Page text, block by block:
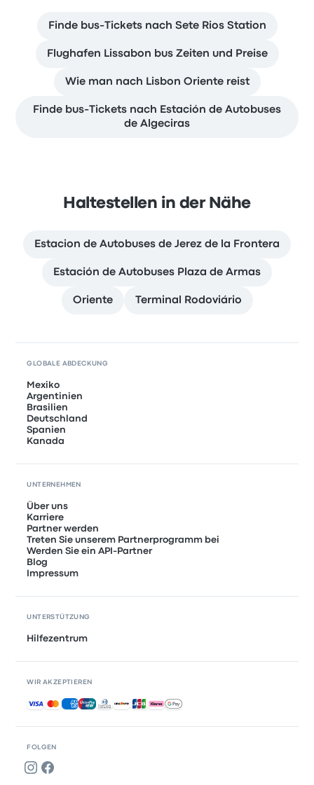
Finde bus-Tickets nach Sete Rios Station
Flughafen Lissabon bus Zeiten und Preise
Wie man nach Lisbon Oriente reist
Finde bus-Tickets nach Estación de Autobuses
de Algeciras
Haltestellen in der Nähe
Estacion de Autobuses de Jerez de la Frontera
Estación de Autobuses Plaza de Armas
Oriente Terminal Rodoviário
FOLGEN
GLOBALE ABDECKUNG
Mexiko
Argentinien
Brasilien
Deutschland
Spanien
Kanada
UNTERNEHMEN
Über uns
Karriere
Partner werden
Treten Sie unserem Partnerprogramm bei
Werden Sie ein API-Partner
Blog
Impressum
UNTERSTÜTZUNG
Hilfezentrum
WIR AKZEPTIEREN
Akzeptierte Zahlungsmethoden